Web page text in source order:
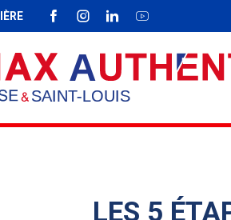
FACEBOOK
INSTAGRAM
LINKEDINYOUTUBE
LES 5